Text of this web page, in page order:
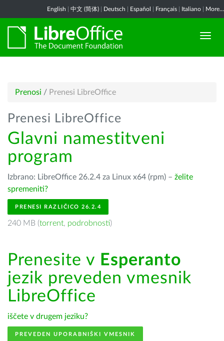
English 中文 (简体) Deutsch Español Français Italiano More...
Prenosi / Prenesi LibreOffice
Prenesi LibreOffice
Glavni namestitveni
program
Izbrano: LibreOffice 26.2.4 za Linux x64 (rpm) – želite
spremeniti?
PRENESI RAZLIČICO 26.2.4
240 MB (torrent, podrobnosti)
Prenesite v Esperanto
jezik preveden vmesnik
LibreOffice
iščete v drugem jeziku?
PREVEDEN UPORABNIŠKI VMESNIK